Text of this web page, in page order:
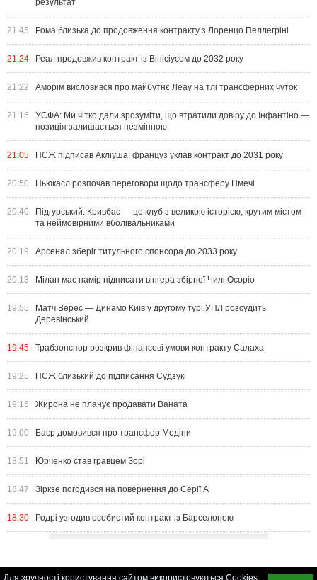
результат
21:45 Рома близька до продовження контракту з Лоренцо Пеллегріні
21:24 Реал продовжив контракт із Вінісіусом до 2032 року
21:22 Аморім висловився про майбутнє Леау на тлі трансферних чуток
21:16
УЄФА: Ми чітко дали зрозуміти, що втратили довіру до Інфантіно —
позиція залишається незмінною
21:05 ПСЖ підписав Акліуша: француз уклав контракт до 2031 року
20:50 Ньюкасл розпочав переговори щодо трансферу Нмечі
20:40
Підгурський: Кривбас — це клуб з великою історією, крутим містом
та неймовірними вболівальниками
20:19 Арсенал зберіг титульного спонсора до 2033 року
20:13 Мілан має намір підписати вінгера збірної Чилі Осоріо
19:55
Матч Верес — Динамо Київ у другому турі УПЛ розсудить
Деревінський
19:45 Трабзонспор розкрив фінансові умови контракту Салаха
19:25 ПСЖ близький до підписання Судзукі
19:15 Жирона не планує продавати Ваната
19:00 Баєр домовився про трансфер Медіни
18:51 Юрченко став гравцем Зорі
18:47 Зіркзе погодився на повернення до Серії А
18:30 Родрі узгодив особистий контракт із Барселоною